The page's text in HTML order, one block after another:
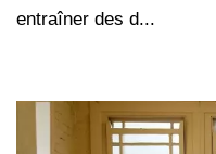
entraîner des d...